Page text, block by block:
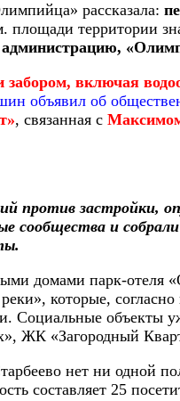
рассказала:
территории
забором, включая
объявил об
, связанная с
против застройки,
сообщества и
домами парк-отеля
которые,
объекты
ЖК «Загородный
нет ни одной
составляет 25